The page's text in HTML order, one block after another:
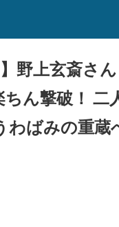
】野上玄斎さ
ちん撃破！ 二
わばみの重蔵